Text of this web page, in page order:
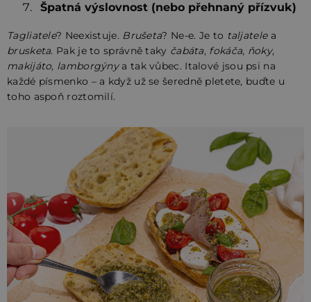
Špatná výslovnost (nebo přehnaný přízvuk)
Tagliatele? Neexistuje. Brušeta? Ne-e. Je to taljatele a
brusketa. Pak je to správně taky čabáta, fokáča, ňoky,
makijáto, lamborgýny a tak vůbec. Italové jsou psi na
každé písmenko – a když už se šeredně pletete, buďte u
toho aspoň roztomilí.